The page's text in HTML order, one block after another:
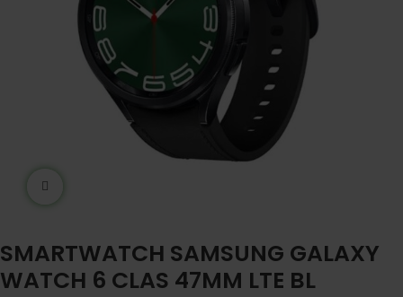
SMARTWATCH SAMSUNG GALAXY
WATCH 6 CLAS 47MM LTE BL